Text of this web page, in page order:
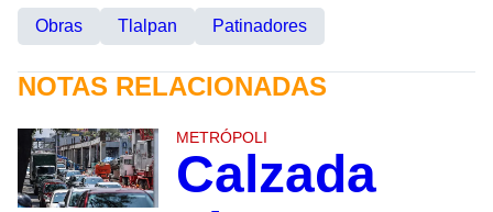
Obras Tlalpan Patinadores
NOTAS RELACIONADAS
METRÓPOLI
Calzada